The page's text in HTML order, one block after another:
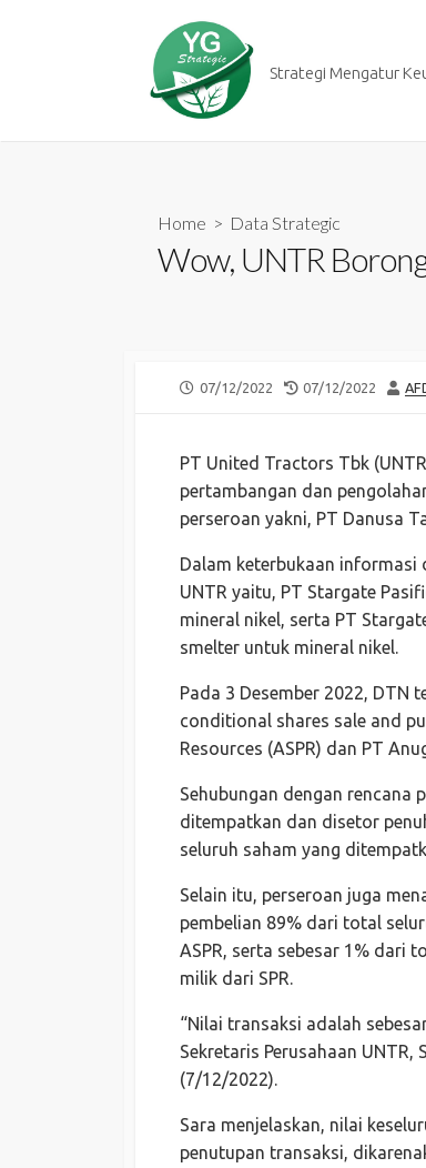
Strategi Mengatur
Home > Data Strategic
Wow, UNTR
PUBLISHED
07/12/2022
LAST
07/12/2022
PT United Tractors Tbk
pertambangan dan
perseroan yakni, PT Danusa
Dalam keterbukaan informasi
UNTR yaitu, PT Stargate
mineral nikel, serta PT
smelter untuk mineral nikel.
Pada 3 Desember 2022, DTN
conditional shares sale and
Resources (ASPR) dan PT
Sehubungan dengan rencana
ditempatkan dan disetor
seluruh saham yang
Selain itu, perseroan juga
pembelian 89% dari total
ASPR, serta sebesar 1% dari
milik dari SPR.
“Nilai transaksi adalah
Sekretaris Perusahaan
(7/12/2022).
Sara menjelaskan, nilai
penutupan transaksi,